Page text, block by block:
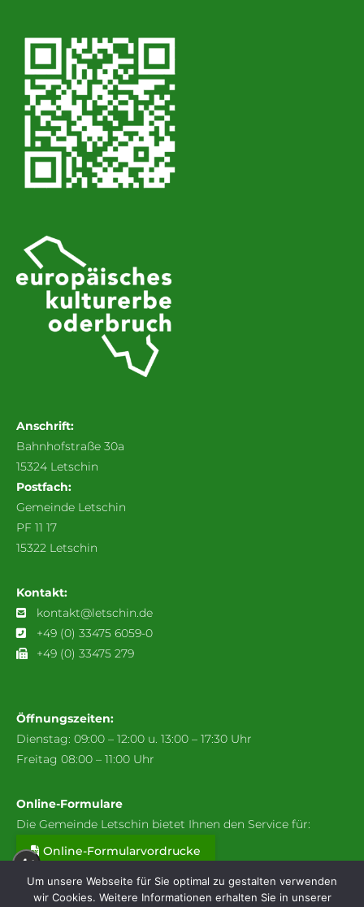
Anschrift:
Bahnhofstraße 30a
15324 Letschin
Postfach:
Gemeinde Letschin
PF 11 17
15322 Letschin
Kontakt:
kontakt@letschin.de
+49 (0) 33475 6059-0
+49 (0) 33475 279
Öffnungszeiten:
Dienstag: 09:00 – 12:00 u. 13:00 – 17:30 Uhr
Freitag 08:00 – 11:00 Uhr
Online-Formulare
Die Gemeinde Letschin bietet Ihnen den Service für:
Online-Formularvordrucke
A+
Um unsere Webseite für Sie optimal zu gestalten verwenden
wir Cookies. Weitere Informationen erhalten Sie in unserer